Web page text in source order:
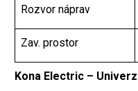
Rozvor náprav
Zav. prostor
Kona Electric –